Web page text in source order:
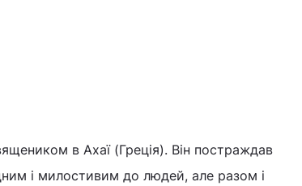
в Ахаї (Греція). Він постраждав
і милостивим до людей, але разом і